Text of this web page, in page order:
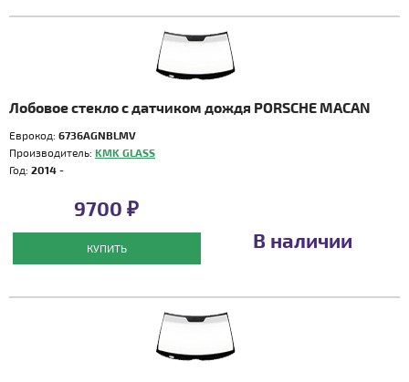
Лобовое стекло с датчиком дождя PORSCHE MACAN
Еврокод: 6736AGNBLMV
Производитель: KMK GLASS
Год: 2014 -
9700 ₽
КУПИТЬ В наличии